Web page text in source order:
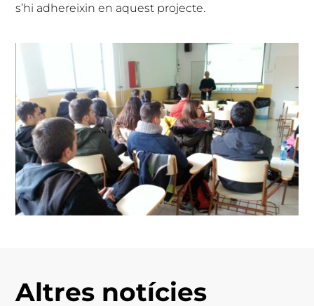
s’hi adhereixin en aquest projecte.
Altres notícies